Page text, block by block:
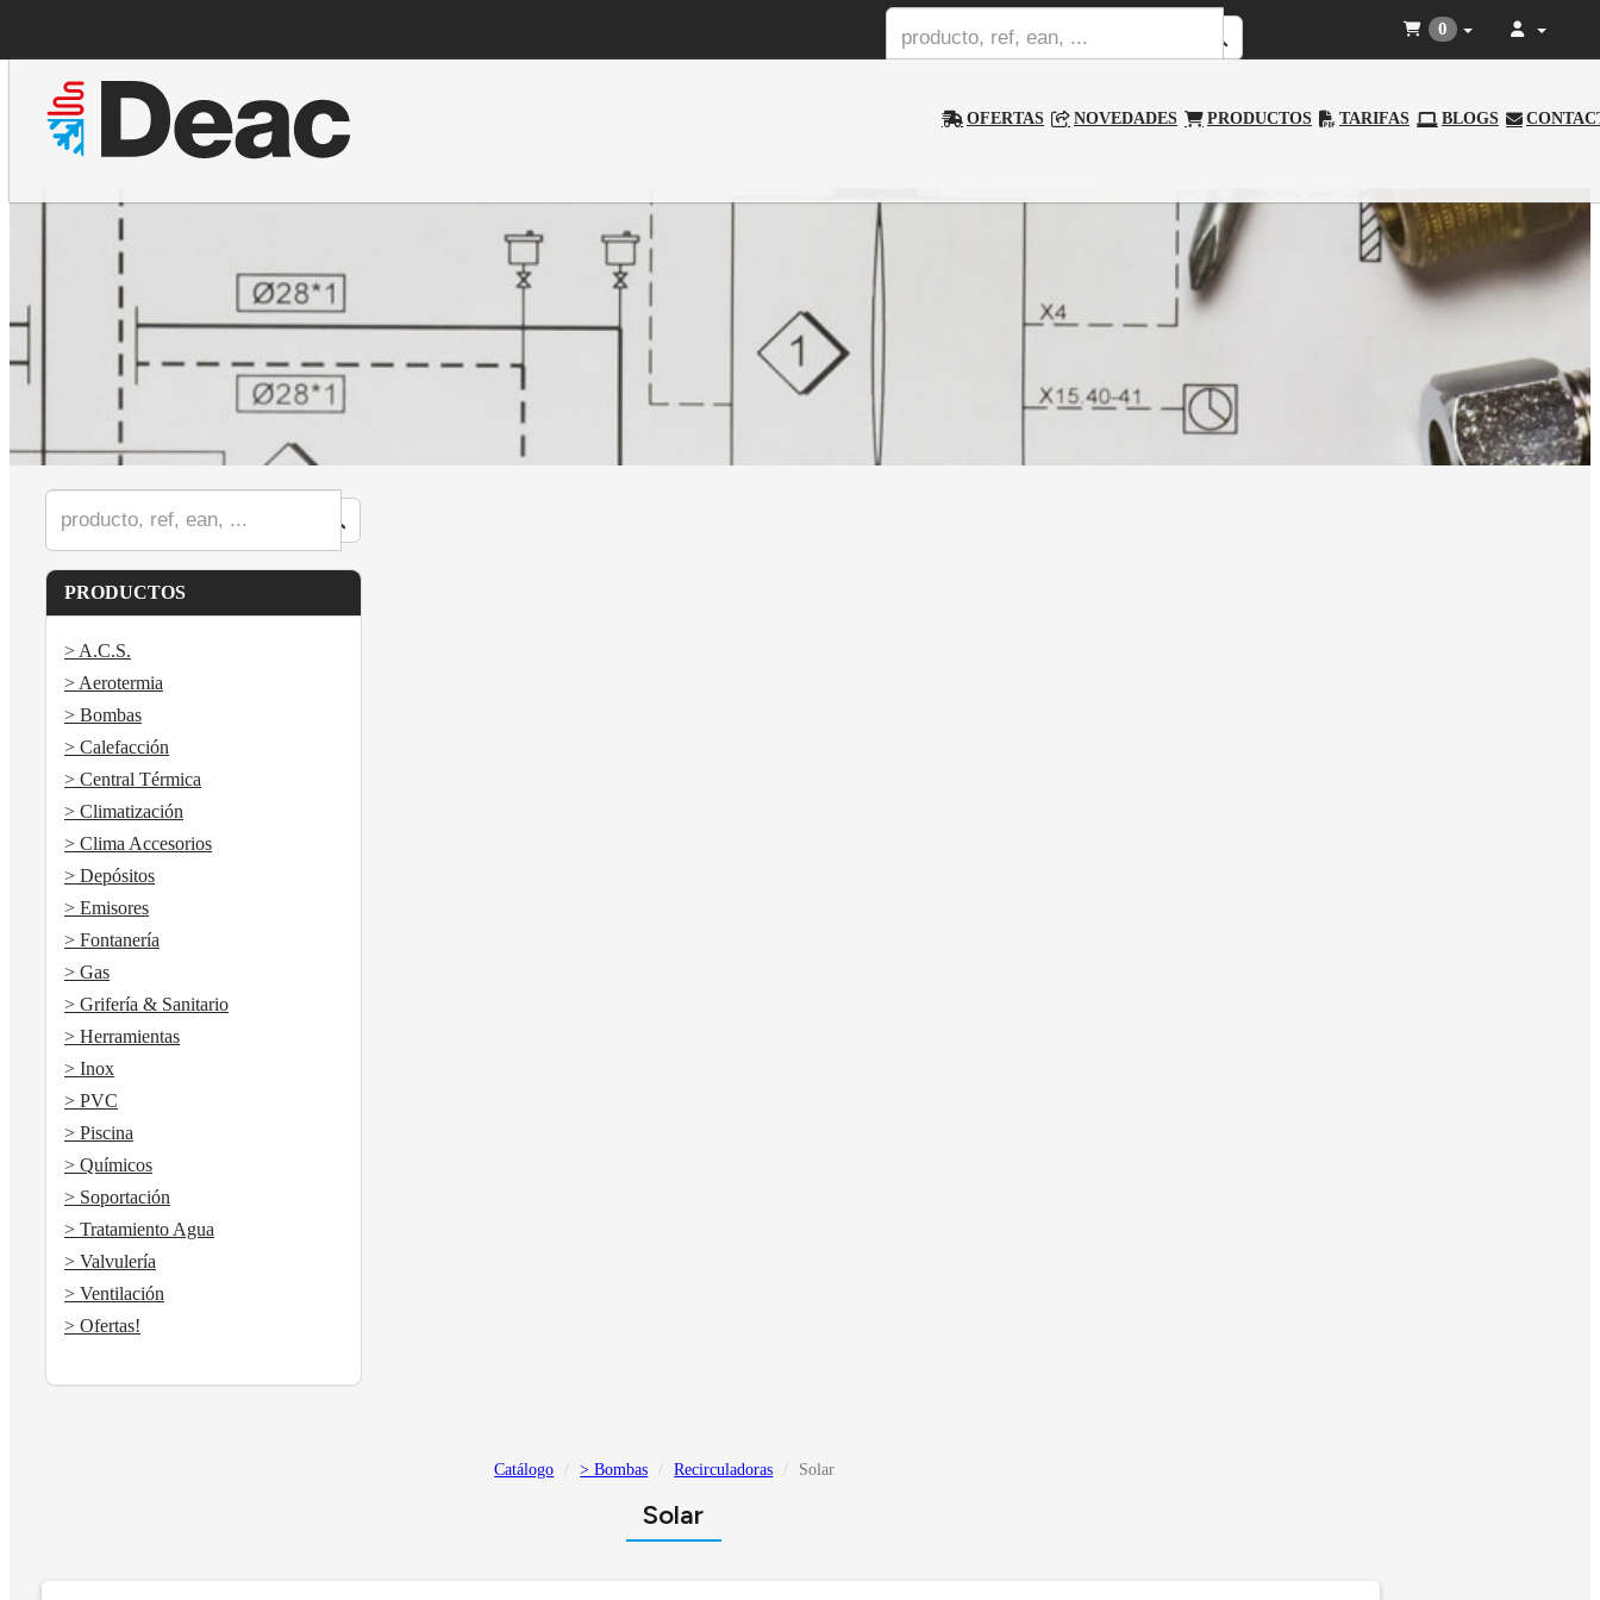
OFERTAS NOVEDADES PRODUCTOS TARIFAS BLOGS
0
PRODUCTOS
> A.C.S.
> Aerotermia
> Bombas
> Calefacción
> Central Térmica
> Climatización
> Clima Accesorios
> Depósitos
> Emisores
> Fontanería
> Gas
> Grifería & Sanitario
> Herramientas
> Inox
> PVC
> Piscina
> Químicos
> Soportación
> Tratamiento Agua
> Valvulería
> Ventilación
> Ofertas!
Catálogo > Bombas Recirculadoras Solar
Solar